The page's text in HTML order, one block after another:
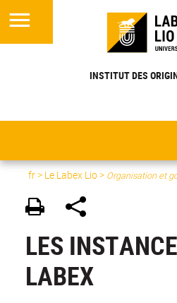
INSTITUT DES
fr > Le Labex Lio> Organisation et
LES
LABEX